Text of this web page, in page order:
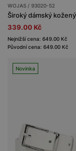
WOJAS / 93020-52
339.00 Kč
Nejnižší cena: 649.00 Kč
Původní cena: 649.00 Kč
Novinka